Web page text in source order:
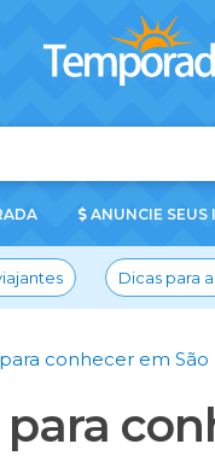
ANUNCIE SEUS
Dicas para
conhecer em São